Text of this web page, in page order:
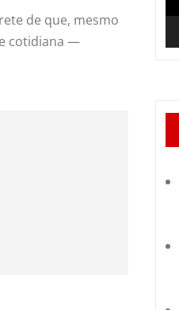
de que, mesmo
cotidiana —